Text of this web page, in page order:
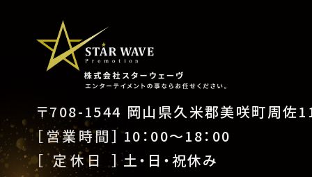
〒708-1544 岡山県久米郡美咲町周佐
［営業時間］ 10：00〜18：00
［ 定休日 ］ 土・日・祝休み